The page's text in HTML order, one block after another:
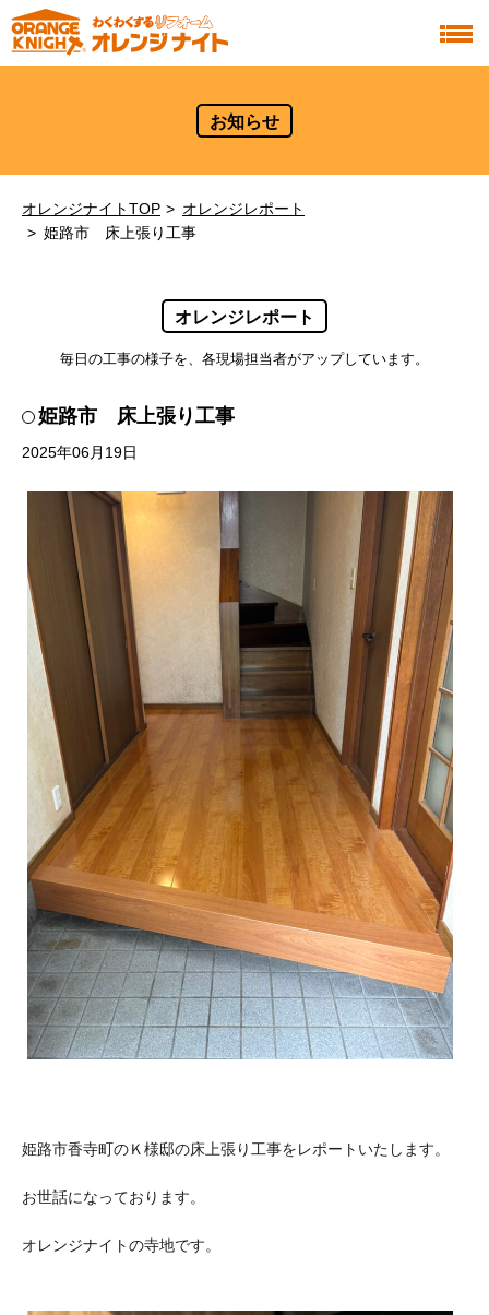
お知らせ
オレンジナイトTOP
オレンジレポート
姫路市 床上張り工事
オレンジレポート
毎日の工事の様子を、各現場担当者がアップしています。
姫路市 床上張り工事
2025年06月19日
姫路市香寺町のＫ様邸の床上張り工事をレポートいたします。
お世話になっております。
オレンジナイトの寺地です。